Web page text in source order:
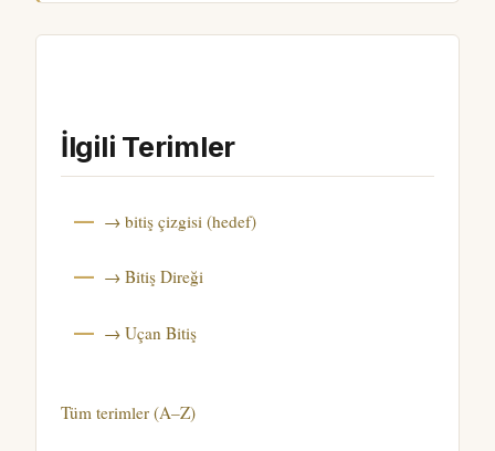
İlgili Terimler
→ bitiş çizgisi (hedef)
→ Bitiş Direği
→ Uçan Bitiş
Tüm terimler (A–Z)